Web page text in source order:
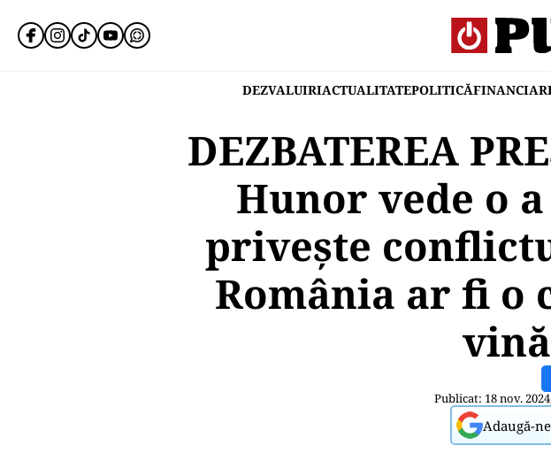
DEZVALUIRIACTUALITATEPOLITICĂFINANCIAR
DEZBATEREA
Hunor vede o
priveşte
România ar fi o
Publicat: 18 nov.
Adaugă-